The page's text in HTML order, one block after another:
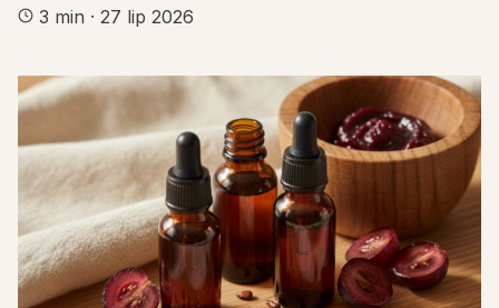
3 min · 27 lip 2026